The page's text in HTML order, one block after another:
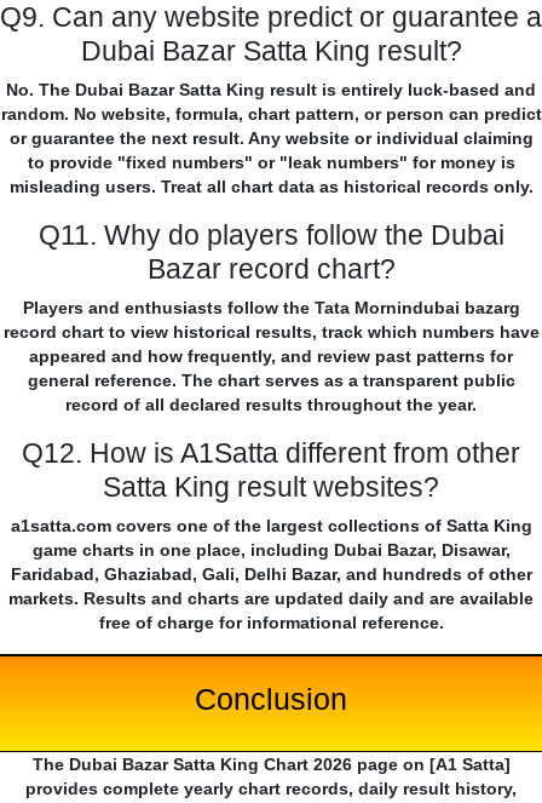
Q9. Can any website predict or guarantee a
Dubai Bazar Satta King result?
No. The Dubai Bazar Satta King result is entirely luck-based and
random. No website, formula, chart pattern, or person can predict
or guarantee the next result. Any website or individual claiming
to provide "fixed numbers" or "leak numbers" for money is
misleading users. Treat all chart data as historical records only.
Q11. Why do players follow the Dubai
Bazar record chart?
Players and enthusiasts follow the Tata Mornindubai bazarg
record chart to view historical results, track which numbers have
appeared and how frequently, and review past patterns for
general reference. The chart serves as a transparent public
record of all declared results throughout the year.
Q12. How is A1Satta different from other
Satta King result websites?
a1satta.com covers one of the largest collections of Satta King
game charts in one place, including Dubai Bazar, Disawar,
Faridabad, Ghaziabad, Gali, Delhi Bazar, and hundreds of other
markets. Results and charts are updated daily and are available
free of charge for informational reference.
Conclusion
The Dubai Bazar Satta King Chart 2026 page on [A1 Satta]
provides complete yearly chart records, daily result history,